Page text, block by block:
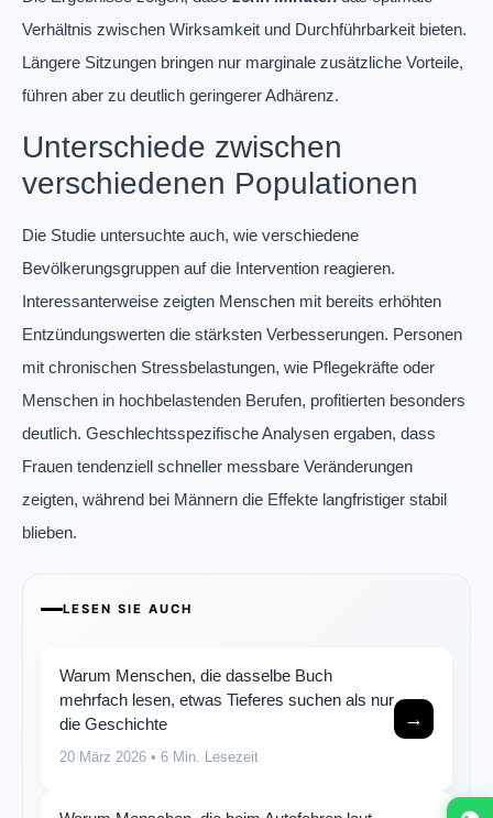
Verhältnis zwischen Wirksamkeit und Durchführbarkeit bieten.
Längere Sitzungen bringen nur marginale zusätzliche Vorteile,
führen aber zu deutlich geringerer Adhärenz.
Unterschiede zwischen
verschiedenen Populationen
Die Studie untersuchte auch, wie verschiedene
Bevölkerungsgruppen auf die Intervention reagieren.
Interessanterweise zeigten Menschen mit bereits erhöhten
Entzündungswerten die stärksten Verbesserungen. Personen
mit chronischen Stressbelastungen, wie Pflegekräfte oder
Menschen in hochbelastenden Berufen, profitierten besonders
deutlich. Geschlechtsspezifische Analysen ergaben, dass
Frauen tendenziell schneller messbare Veränderungen
zeigten, während bei Männern die Effekte langfristiger stabil
blieben.
LESEN SIE AUCH
Warum Menschen, die dasselbe Buch
mehrfach lesen, etwas Tieferes suchen als nur
die Geschichte
20 März 2026 • 6 Min. Lesezeit
→